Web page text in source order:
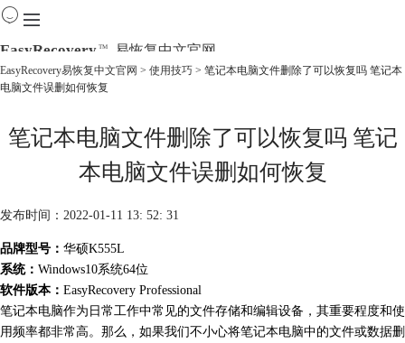
EasyRecovery TM 易恢复中文官网
下载
EasyRecovery易恢复中文官网 > 使用技巧 > 笔记本电脑文件删除了可以恢复吗 笔记本
电脑文件误删如何恢复
笔记本电脑文件删除了可以恢复吗 笔记
本电脑文件误删如何恢复
发布时间：2022-01-11 13: 52: 31
品牌型号： 华硕K555L
系统： Windows10系统64位
软件版本： EasyRecovery Professional
笔记本电脑作为日常工作中常见的文件存储和编辑设备，其重要程度和使
用频率都非常高。那么，如果我们不小心将笔记本电脑中的文件或数据删